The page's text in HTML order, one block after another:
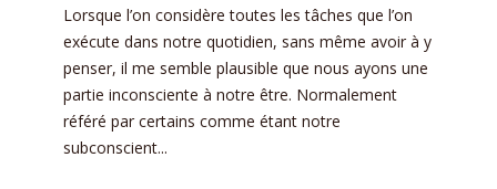
Lorsque l’on considère toutes les tâches que l’on
exécute dans notre quotidien, sans même avoir à y
penser, il me semble plausible que nous ayons une
partie inconsciente à notre être. Normalement
référé par certains comme étant notre
subconscient...